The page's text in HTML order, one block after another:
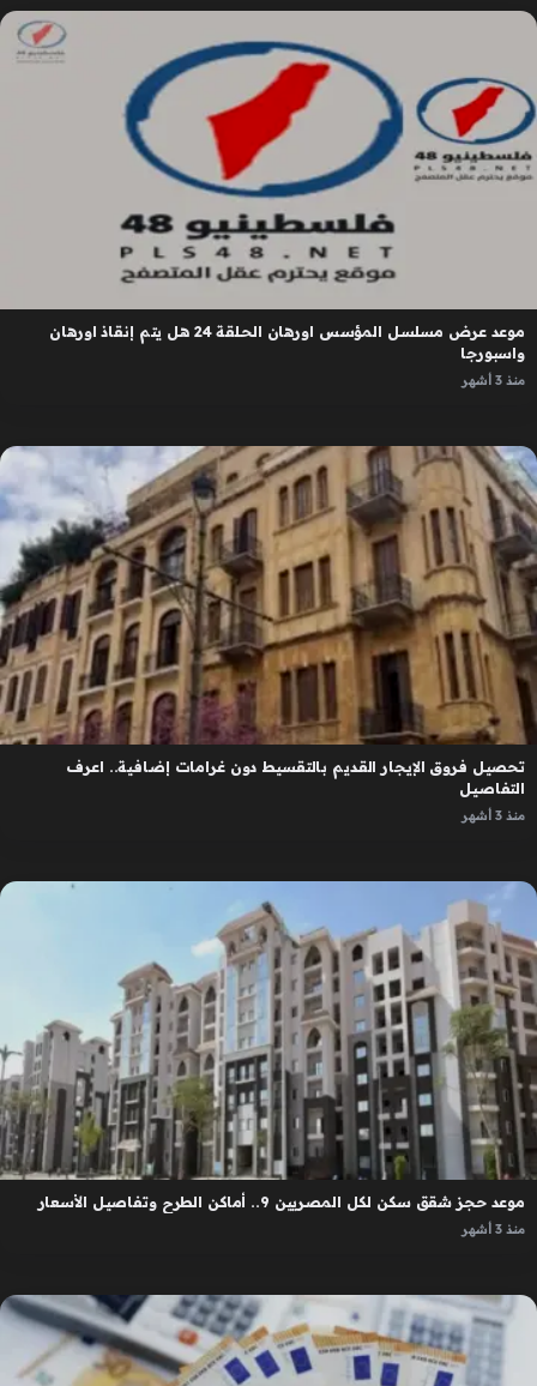
موعد عرض مسلسل المؤسس اورهان الحلقة 24 هل يتم إنقاذ اورهان
واسبورجا
منذ 3 أشهر
تحصيل فروق الإيجار القديم بالتقسيط دون غرامات إضافية.. اعرف
التفاصيل
منذ 3 أشهر
موعد حجز شقق سكن لكل المصريين 9.. أماكن الطرح وتفاصيل الأسعار
منذ 3 أشهر